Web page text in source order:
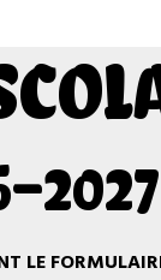
2027
LE